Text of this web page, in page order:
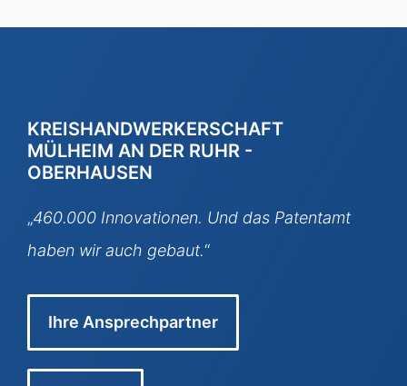
KREISHANDWERKERSCHAFT
MÜLHEIM AN DER RUHR -
OBERHAUSEN
„460.000 Innovationen. Und das Patentamt
haben wir auch gebaut.“
Ihre Ansprechpartner